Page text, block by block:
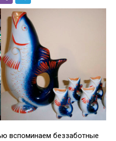
вспоминаем беззаботные